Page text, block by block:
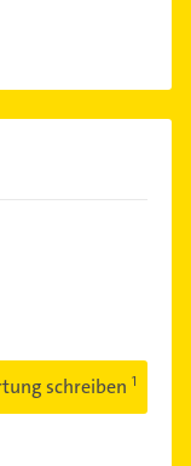
schreiben